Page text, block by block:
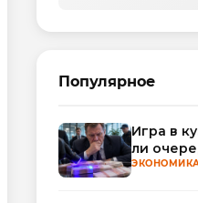
Популярное
Игра в
ли